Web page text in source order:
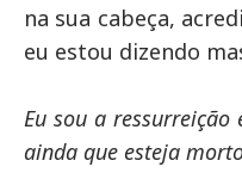
na sua cabeça,
eu estou dizendo
Eu sou a
ainda que esteja